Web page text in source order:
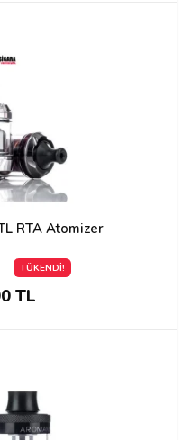
RTA Atomizer
TÜKENDİ!
TL